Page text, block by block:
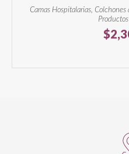
Camas Hospitalarias, Colchones
$